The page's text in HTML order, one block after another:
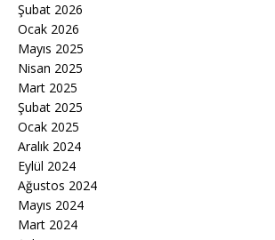
Şubat 2026
Ocak 2026
Mayıs 2025
Nisan 2025
Mart 2025
Şubat 2025
Ocak 2025
Aralık 2024
Eylül 2024
Ağustos 2024
Mayıs 2024
Mart 2024